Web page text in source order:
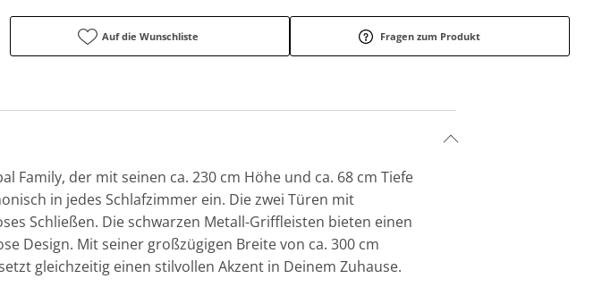
Auf die Wunschliste Fragen zum Produkt
Family, der mit seinen ca. 230 cm Höhe und ca. 68 cm Tiefe
in jedes Schlafzimmer ein. Die zwei Türen mit
Schließen. Die schwarzen Metall-Griffleisten bieten einen
Design. Mit seiner großzügigen Breite von ca. 300 cm
gleichzeitig einen stilvollen Akzent in Deinem Zuhause.